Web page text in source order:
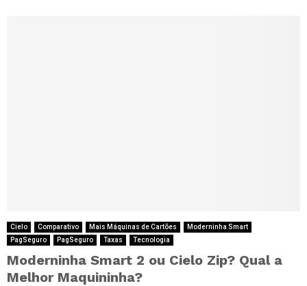
Cielo Comparativo Mais Máquinas de Cartões
Moderninha Smart
PagSeguro
PagSeguro Taxas Tecnologia
Moderninha Smart 2 ou Cielo Zip? Qual a
Melhor Maquininha?